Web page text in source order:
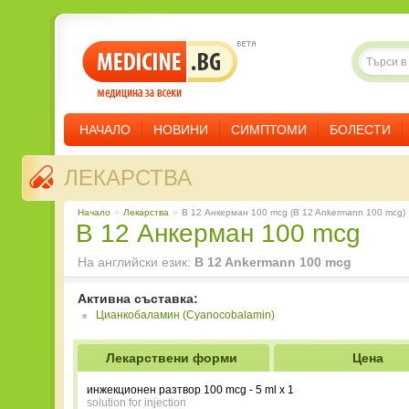
НАЧАЛО НОВИНИ СИМПТОМИ БОЛЕСТИ
ЛЕКАРСТВА
Начало » Лекарства » B 12 Анкерман 100 mcg (B 12 Ankermann 100 mcg)
B 12 Анкерман 100 mcg
На английски език: B 12 Ankermann 100 mcg
Активна съставка:
Цианкобаламин (Cyanocobalamin)
Лекарствени форми Цена
инжекционен разтвор 100 mcg - 5 ml x 1
solution for injection